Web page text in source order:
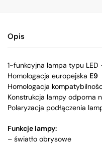
Opis
1-funkcyjna lampa typu
Homologacja europejska E9
Homologacja
Konstrukcja lampy odporna
Polaryzacja podłączenia
Funkcje lampy:
– światło obrysowe